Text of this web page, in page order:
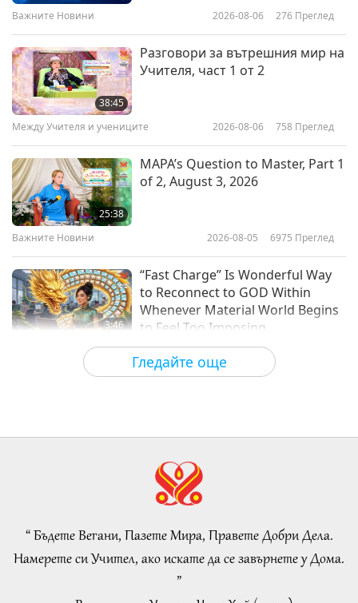
24:16
Закуска от оризови спагети и
Запържени вегански оризови
Гледайте още
Важните Новини 2026-08-06 276 Преглед
38:45
Разговори за вътрешния мир на
Учителя, част 1 от 2
Между Учителя и учениците 2026-08-06 758 Преглед
25:38
MAPA’s Question to Master, Part 1
of 2, August 3, 2026
Важните Новини 2026-08-05 6975 Преглед
3:46
“Fast Charge” Is Wonderful Way
to Reconnect to GOD Within
Whenever Material World Begins
to Feel Too Imposing
Важните Новини 2026-08-05 1174
38:07
22:27
Islamic Ethics on Water:
of 2
Слова на Мъдростта 2026-08-05 Преглед
“ Бъдете Вегани, Пазете Мира, Правете Добри Дела.
Намерете си Учител, ако искате да се завърнете у Дома.
”